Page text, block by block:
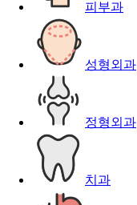
피부과
성형외과
정형외과
치과